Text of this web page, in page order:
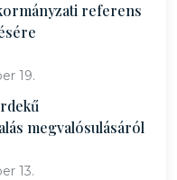
referens
19.
megvalósulásáról
13.